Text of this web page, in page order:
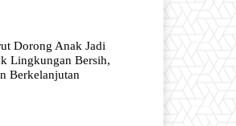
Dorong Anak Jadi
Lingkungan Bersih,
Berkelanjutan